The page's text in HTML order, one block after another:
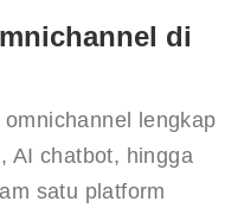
di
lengkap
AI chatbot, hingga
satu platform